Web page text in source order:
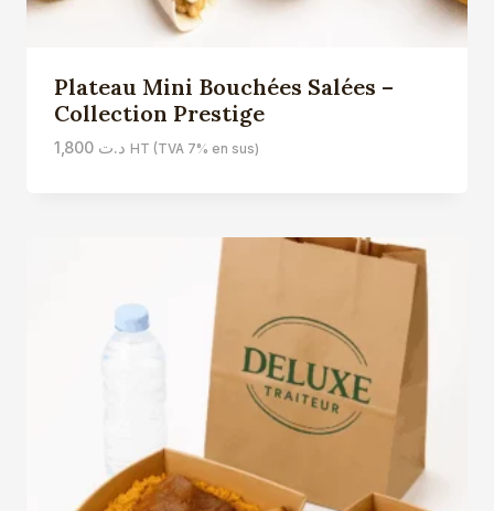
Plateau Mini Bouchées Salées –
Collection Prestige
د.ت 1,800 HT (TVA 7% en sus)